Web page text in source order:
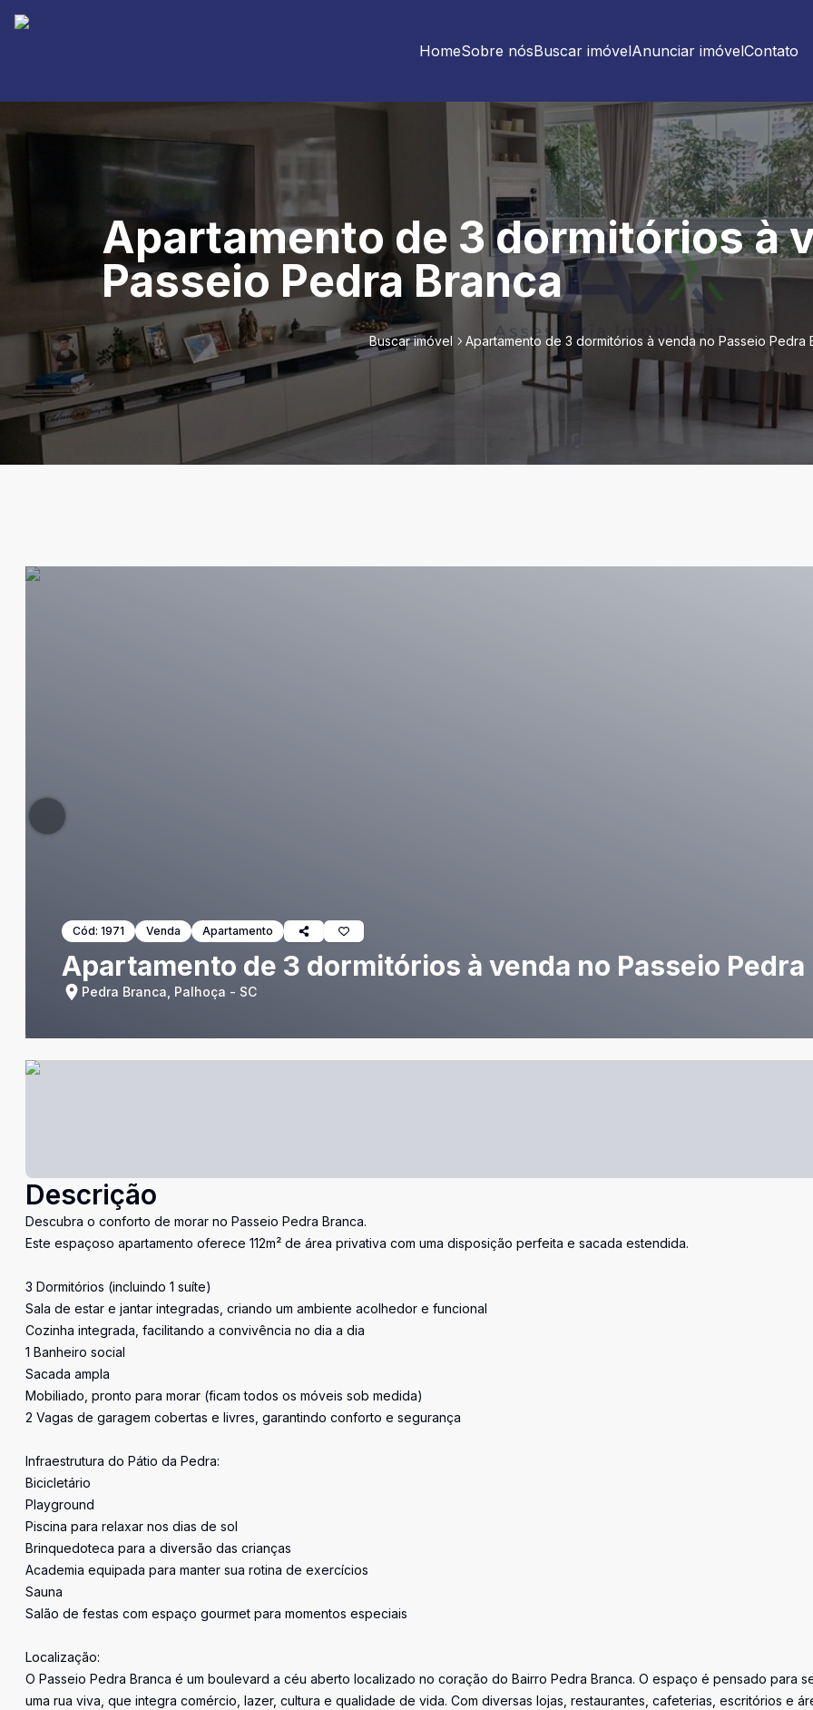
HomeSobre nósBuscar imóvelAnunciar imóvelContato
Apartamento de 3 dormitórios à
Passeio Pedra Branca
Buscar imóvel Apartamento de 3 dormitórios à venda no Passeio Pedra
Cód: 1971 Venda Apartamento
Apartamento de 3 dormitórios à venda no Passeio Pedra
Pedra Branca, Palhoça - SC
Descrição
Descubra o conforto de morar no Passeio Pedra Branca.
Este espaçoso apartamento oferece 112m² de área privativa com uma disposição perfeita e sacada estendida.
3 Dormitórios (incluindo 1 suíte)
Sala de estar e jantar integradas, criando um ambiente acolhedor e funcional
Cozinha integrada, facilitando a convivência no dia a dia
1 Banheiro social
Sacada ampla
Mobiliado, pronto para morar (ficam todos os móveis sob medida)
2 Vagas de garagem cobertas e livres, garantindo conforto e segurança
Infraestrutura do Pátio da Pedra:
Bicicletário
Playground
Piscina para relaxar nos dias de sol
Brinquedoteca para a diversão das crianças
Academia equipada para manter sua rotina de exercícios
Sauna
Salão de festas com espaço gourmet para momentos especiais
Localização:
O Passeio Pedra Branca é um boulevard a céu aberto localizado no coração do Bairro Pedra Branca. O espaço é pensado para
uma rua viva, que integra comércio, lazer, cultura e qualidade de vida. Com diversas lojas, restaurantes, cafeterias, escritórios e